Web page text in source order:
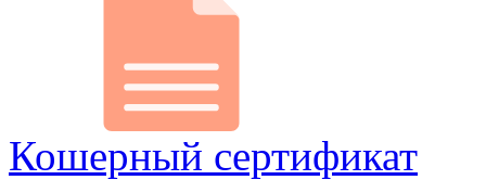
Кошерный сертификат